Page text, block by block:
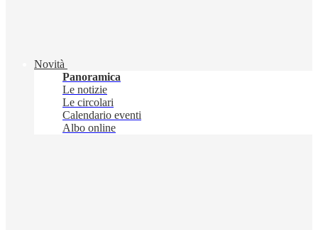
Novità
Panoramica
Le notizie
Le circolari
Calendario eventi
Albo online